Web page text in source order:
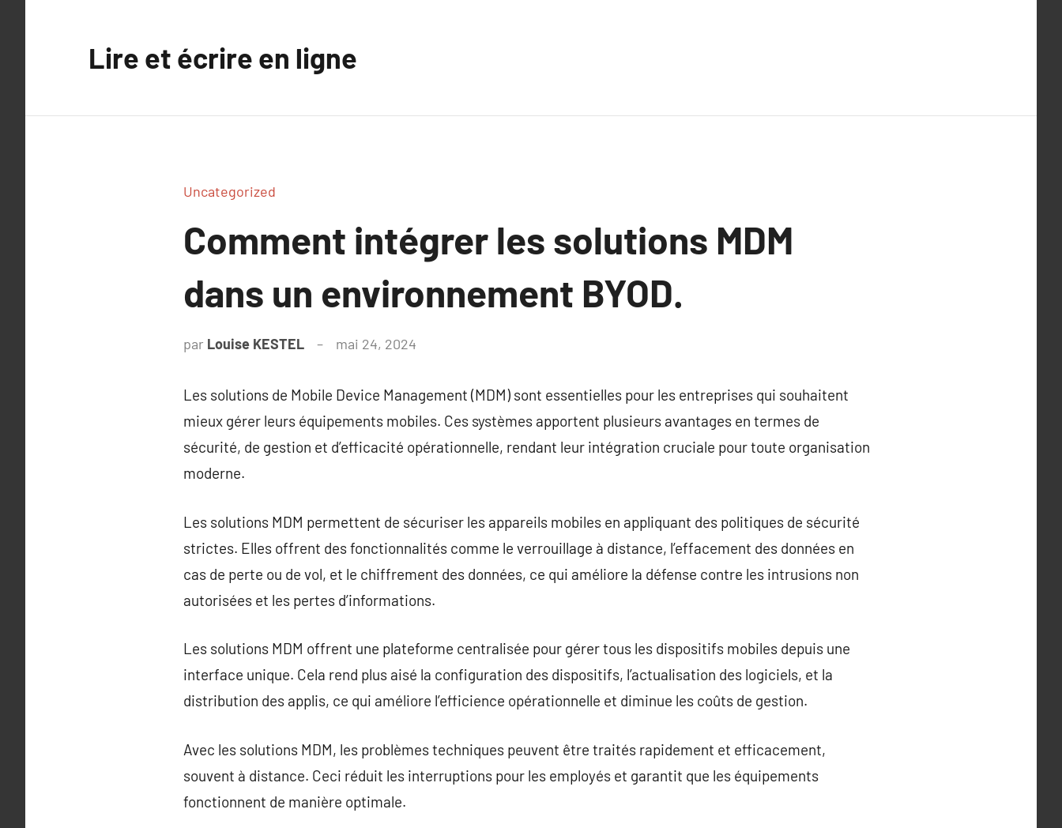
Lire et écrire en ligne
Uncategorized
Comment intégrer les solutions MDM
dans un environnement BYOD.
par Louise KESTEL mai 24, 2024
Les solutions de Mobile Device Management (MDM) sont essentielles pour les entreprises qui souhaitent
mieux gérer leurs équipements mobiles. Ces systèmes apportent plusieurs avantages en termes de
sécurité, de gestion et d’efficacité opérationnelle, rendant leur intégration cruciale pour toute organisation
moderne.
Les solutions MDM permettent de sécuriser les appareils mobiles en appliquant des politiques de sécurité
strictes. Elles offrent des fonctionnalités comme le verrouillage à distance, l’effacement des données en
cas de perte ou de vol, et le chiffrement des données, ce qui améliore la défense contre les intrusions non
autorisées et les pertes d’informations.
Les solutions MDM offrent une plateforme centralisée pour gérer tous les dispositifs mobiles depuis une
interface unique. Cela rend plus aisé la configuration des dispositifs, l’actualisation des logiciels, et la
distribution des applis, ce qui améliore l’efficience opérationnelle et diminue les coûts de gestion.
Avec les solutions MDM, les problèmes techniques peuvent être traités rapidement et efficacement,
souvent à distance. Ceci réduit les interruptions pour les employés et garantit que les équipements
fonctionnent de manière optimale.